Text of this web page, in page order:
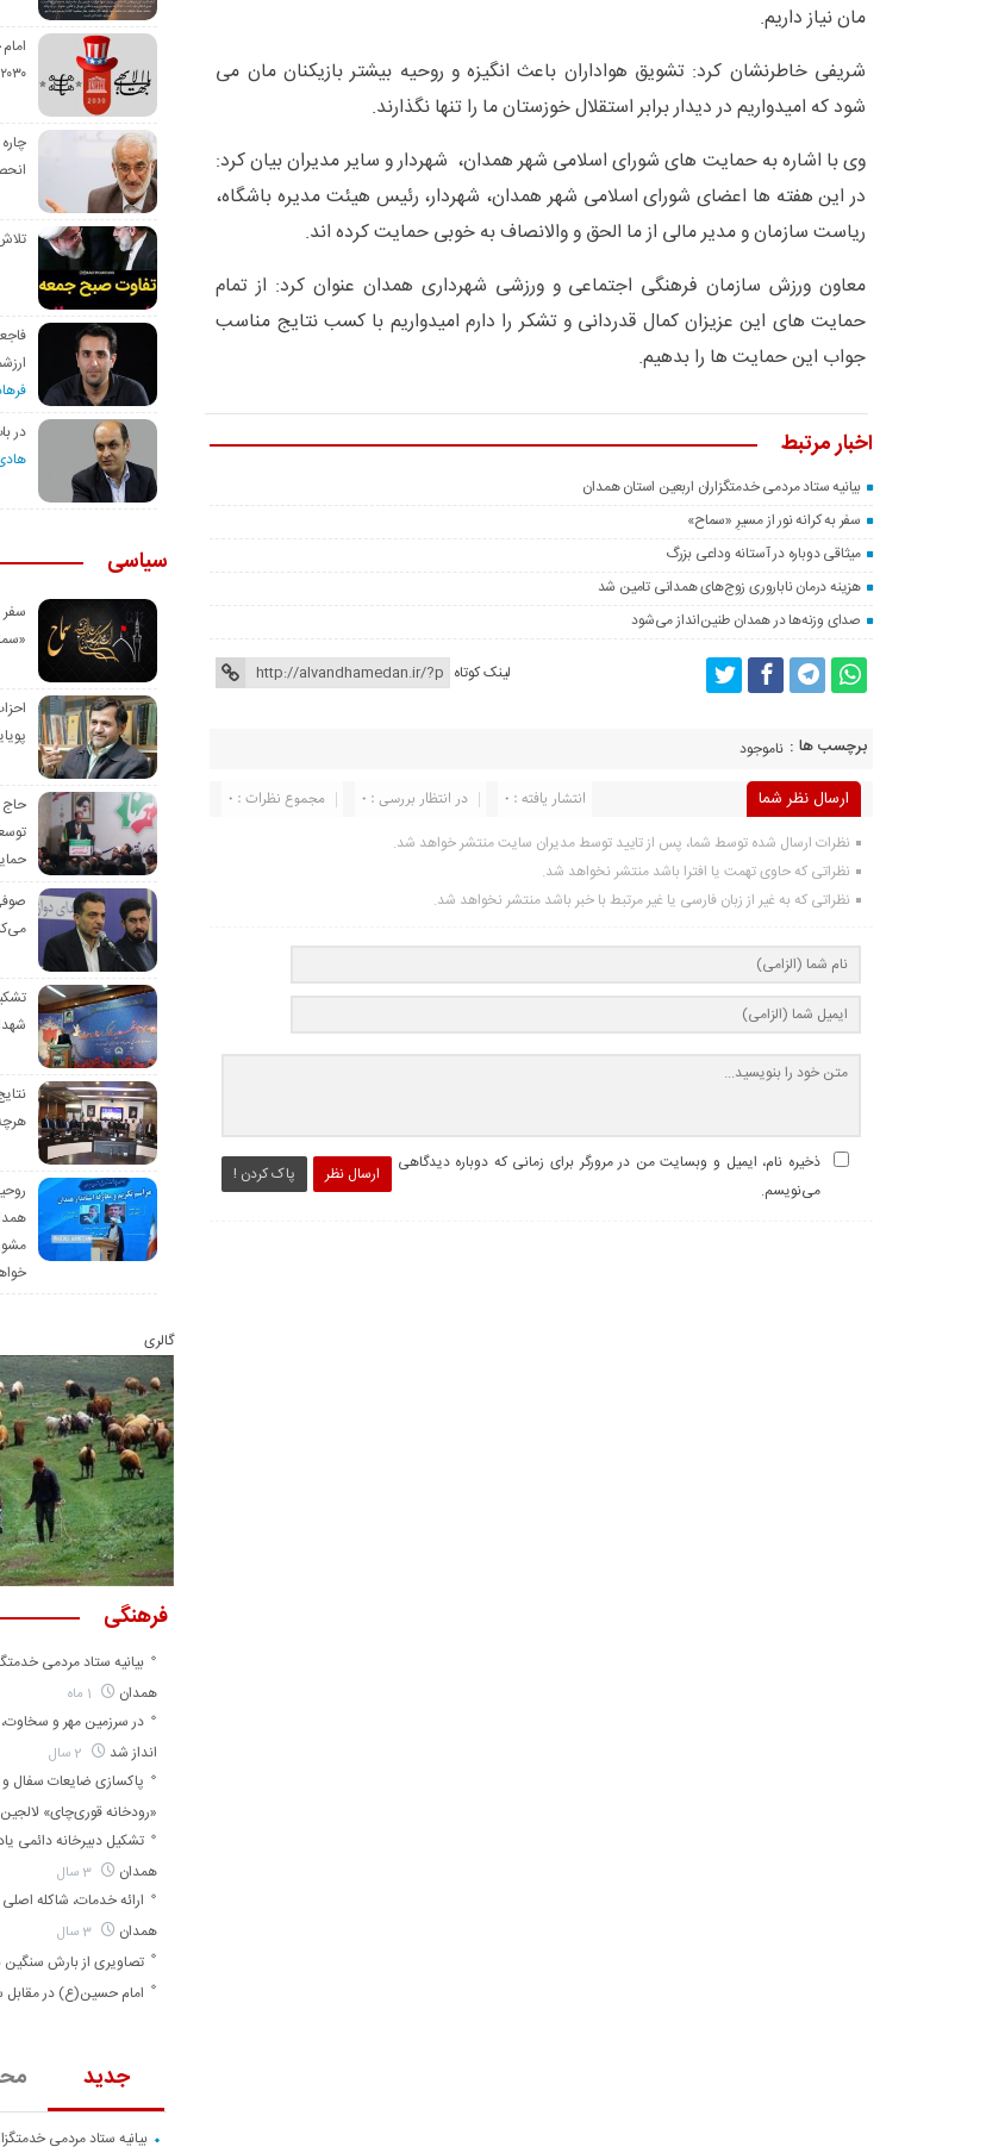
مان نیاز داریم.
شریفی خاطرنشان کرد: تشویق هواداران باعث انگیزه و روحیه بیشتر بازیکنان مان می
شود که امیدواریم در دیدار برابر استقلال خوزستان ما را تنها نگذارند.
وی با اشاره به حمایت های شورای اسلامی شهر همدان، شهردار و سایر مدیران بیان کرد:
در این هفته ها اعضای شورای اسلامی شهر همدان، شهردار، رئیس هیئت مدیره باشگاه،
ریاست سازمان و مدیر مالی از ما الحق و والانصاف به خوبی حمایت کرده اند.
معاون ورزش سازمان فرهنگی اجتماعی و ورزشی شهرداری همدان عنوان کرد: از تمام
حمایت های این عزیزان کمال قدردانی و تشکر را دارم امیدواریم با کسب نتایج مناسب
جواب این حمایت ها را بدهیم.
اخبار مرتبط
بیانیه ستاد مردمی خدمتگزاران اربعین استان همدان
سفر به کرانه‌ نور از مسیرِ «سماح»
میثاقی دوباره در آستانه‌ وداعی بزرگ
هزینه درمان ناباروری زوج‌های همدانی تامین شد
صدای وزنه‌ها در همدان طنین‌انداز می‌شود
لینک کوتاه
برچسب ها : ناموجود
ارسال نظر شما مجموع نظرات : 0 در انتظار بررسی : 0 انتشار یافته : 0
نظرات ارسال شده توسط شما، پس از تایید توسط مدیران سایت منتشر خواهد شد.
نظراتی که حاوی تهمت یا افترا باشد منتشر نخواهد شد.
نظراتی که به غیر از زبان فارسی یا غیر مرتبط با خبر باشد منتشر نخواهد شد.
ارسال نظر پاک کردن !
ذخیره نام، ایمیل و وبسایت من در مرورگر برای زمانی که دوباره دیدگاهی
می‌نویسم.
۲۰۳۰
در
سیاسی
سفر
حاج
گالری
جدید
بیانیه ستاد مردمی
فرهنگی
بیانیه ستاد مردمی
همدان
در سرزمین مهر و
انداز شد
پاکسازی ضایعات سفال
«رودخانه قوری‌چای» لالجین
تشکیل دبیرخانه دائمی
همدان
3 سال
ارائه خدمات، شاکله
همدان
3 سال
تصاویری از بارش
امام حسین(ع) در مقابل